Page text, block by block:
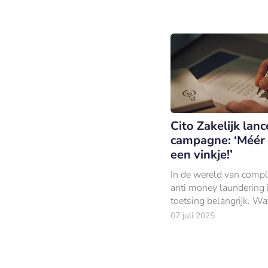
Cito Zakelijk
campagne:
een vinkje!’
In de wereld van
anti money laundering
toetsing belangrijk.
telt, is het kunnen
07 juli 2025